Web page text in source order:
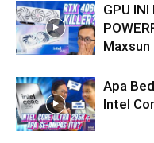
GPU
Apa
Intel